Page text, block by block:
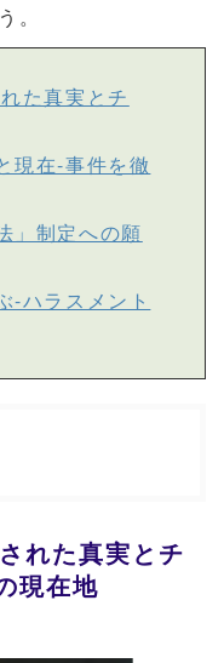
。
た真実とチ
現在-事件を徹
」制定への願
-ハラスメント
れた真実とチ
現在地